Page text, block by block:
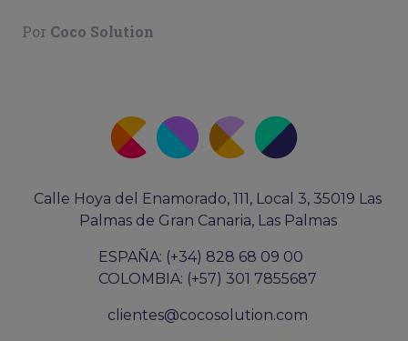
Por Coco Solution
Calle Hoya del Enamorado, 111, Local 3, 35019 Las
Palmas de Gran Canaria, Las Palmas
ESPAÑA: (+34) 828 68 09 00
COLOMBIA: (+57) 301 7855687
clientes@cocosolution.com